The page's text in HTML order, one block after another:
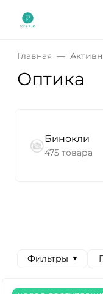
Главная
Оптика
Бинокли
475 товара
Фильтры